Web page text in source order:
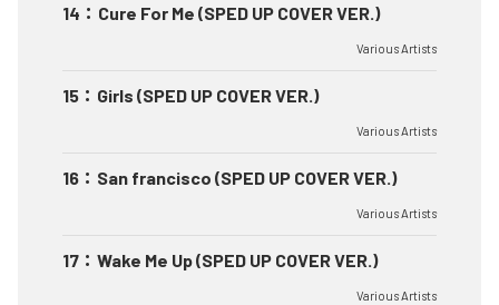
14 ： Cure For Me (SPED UP COVER VER.)
Various Artists
15 ： Girls (SPED UP COVER VER.)
Various Artists
16 ： San francisco (SPED UP COVER VER.)
Various Artists
17 ： Wake Me Up (SPED UP COVER VER.)
Various Artists